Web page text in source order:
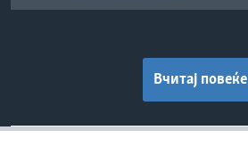
Вчитај повеќе